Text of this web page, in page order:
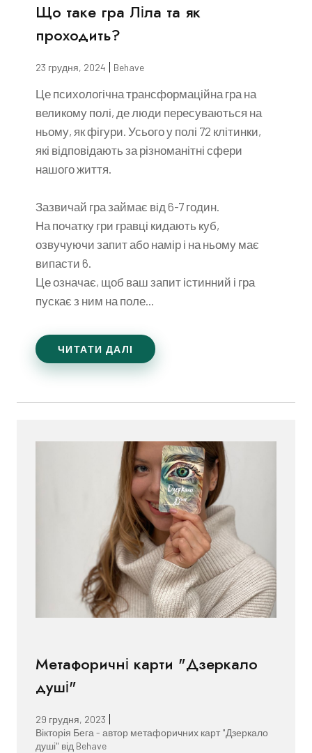
Що таке гра Ліла та як
проходить?
23 грудня, 2024 Behave
Це психологічна трансформаційна гра на
великому полі, де люди пересуваються на
ньому, як фігури. Усього у полі 72 клітинки,
які відповідають за різноманітні сфери
нашого життя.
Зазвичай гра займає від 6-7 годин.
На початку гри гравці кидають куб,
озвучуючи запит або намір і на ньому має
випасти 6.
Це означає, щоб ваш запит істинний і гра
пускає з ним на поле...
ЧИТАТИ ДАЛІ
Метафоричні карти "Дзеркало
душі"
29 грудня, 2023
Вікторія Бега - автор метафоричних карт "Дзеркало
душі" від Behave